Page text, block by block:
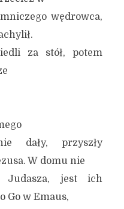
wędrowca,
za stół, potem
dały, przyszły
W domu nie
Judasza, jest ich
Go w Emaus,